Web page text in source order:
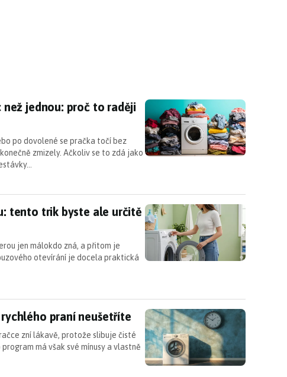
než jednou: proč to raději nedělat?
jednou: proč to raději
po dovolené se pračka točí bez
zmizely. Ačkoliv se to zdá jako
tento trik byste ale určitě měli znát
tento trik byste ale určitě
jen málokdo zná, a přitom je
otevírání je docela praktická
praní neušetříte
praní neušetříte
zní lákavě, protože slibuje čisté
má však své mínusy a vlastně